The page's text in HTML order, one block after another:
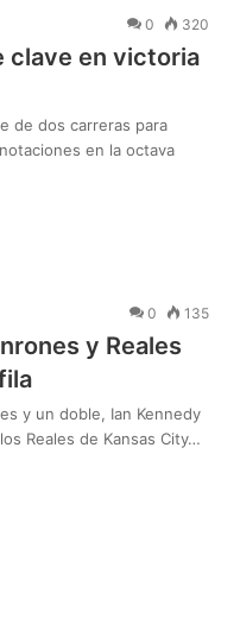
0 320
clave en victoria
de dos carreras para
en la octava
0 135
y Reales
y un doble, Ian Kennedy
Reales de Kansas City…